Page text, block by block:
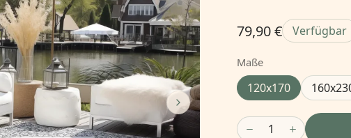
79,90 € Verfügbar
Maße
120x170
1